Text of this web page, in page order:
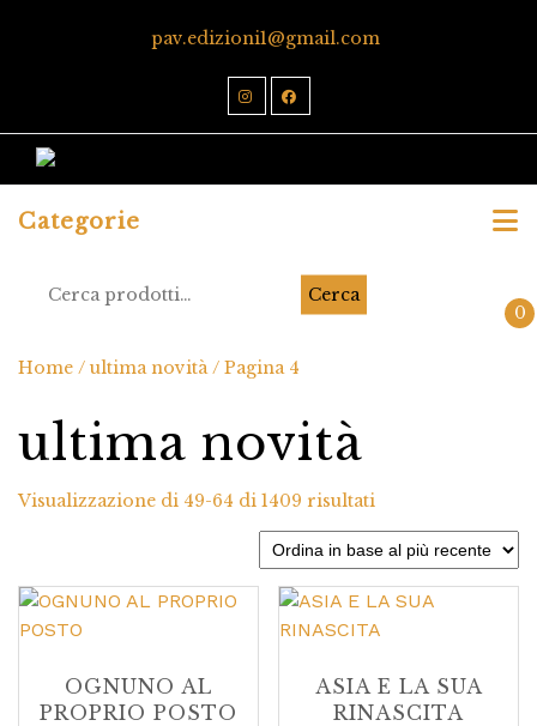
pav.edizioni1@gmail.com
Categorie
Cerca
0
Home / ultima novità/ Pagina 4
ultima novità
Visualizzazione di 49-64 di 1409 risultati
OGNUNO AL
PROPRIO POSTO
ASIA E LA SUA
RINASCITA